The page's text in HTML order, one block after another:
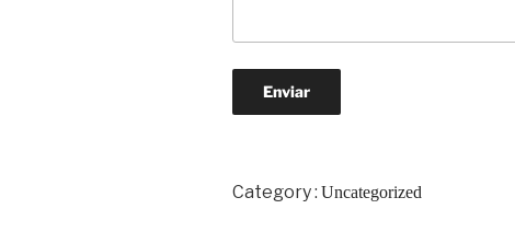
Category : Uncategorized